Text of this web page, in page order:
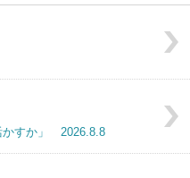
かすか」 2026.8.8